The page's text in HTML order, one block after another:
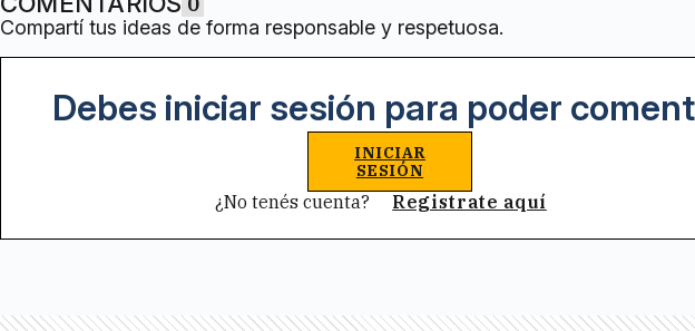
Compartí tus ideas de forma responsable y respetuosa.
Debes iniciar sesión para poder
INICIAR
SESIÓN
¿No tenés cuenta? Registrate aquí